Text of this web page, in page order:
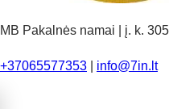
MB Pakalnės namai | į. k.
+37065577353 info@7in.lt